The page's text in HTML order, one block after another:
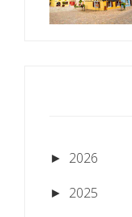
► 2026
► 2025